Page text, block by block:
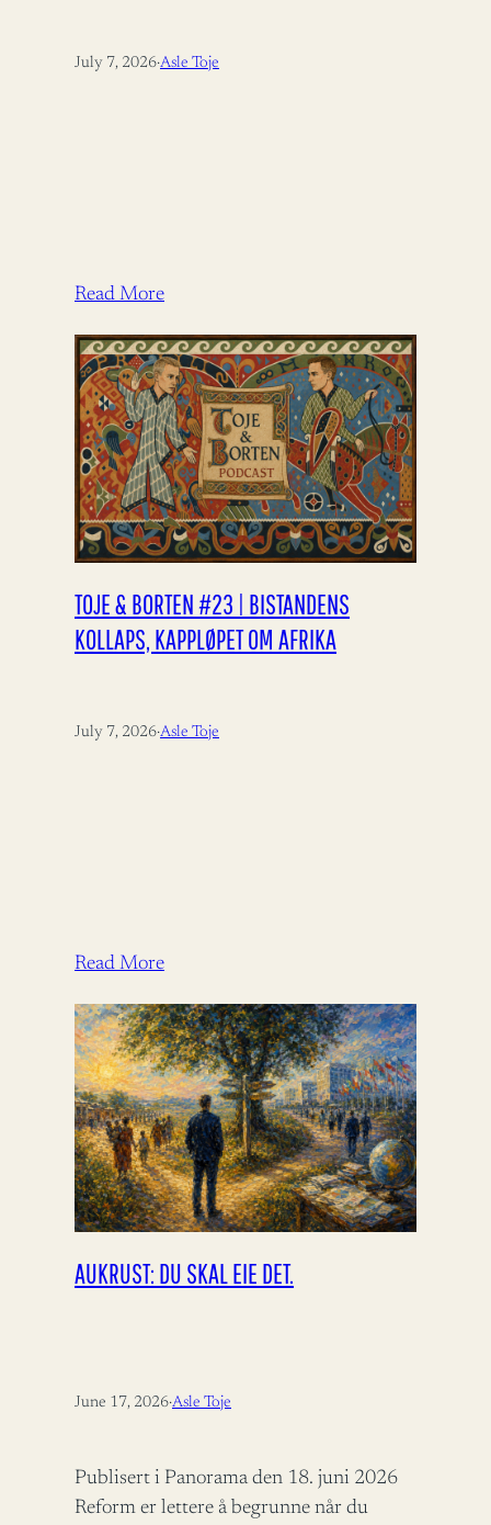
July 7, 2026·Asle Toje
Read More
TOJE & BORTEN #23 | BISTANDENS
KOLLAPS, KAPPLØPET OM AFRIKA
July 7, 2026·Asle Toje
Read More
AUKRUST: DU SKAL EIE DET.
June 17, 2026·Asle Toje
Publisert i Panorama den 18. juni 2026
Reform er lettere å begrunne når du